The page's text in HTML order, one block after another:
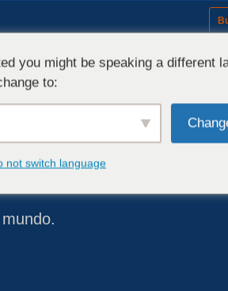
Herrajes
you might be speaking a different
to:
not switch language